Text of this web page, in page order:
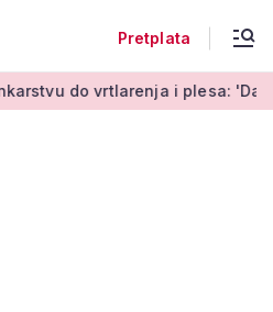
Pretplata
do vrtlarenja i plesa: 'Da starije